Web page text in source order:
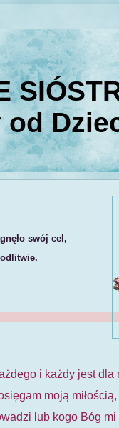
od
swój cel,
i każdy jest dla
moją miłością,
lub kogo Bóg